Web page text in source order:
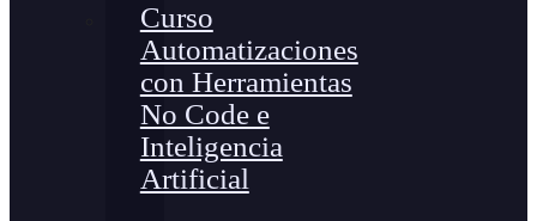
Curso
Automatizaciones
con Herramientas
No Code e
Inteligencia
Artificial